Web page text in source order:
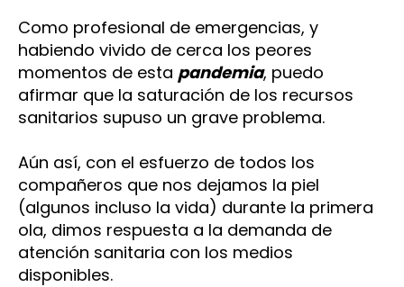
Como profesional de emergencias, y
habiendo vivido de cerca los peores
momentos de esta pandemia, puedo
afirmar que la saturación de los recursos
sanitarios supuso un grave problema.
Aún así, con el esfuerzo de todos los
compañeros que nos dejamos la piel
(algunos incluso la vida) durante la primera
ola, dimos respuesta a la demanda de
atención sanitaria con los medios
disponibles.